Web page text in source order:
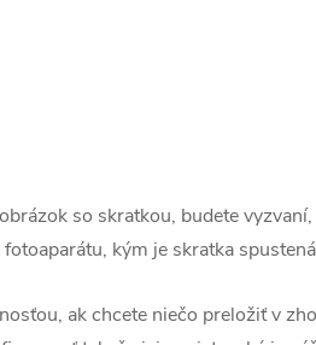
so skratkou, budete
kým je skratka
ak chcete niečo preložiť v